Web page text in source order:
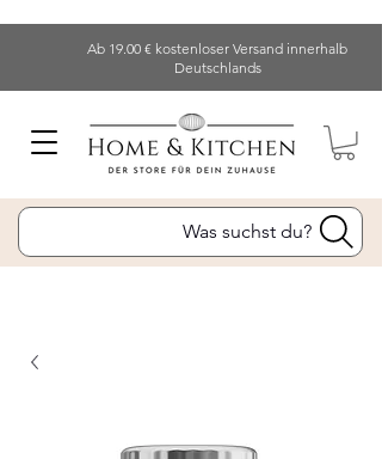
Ab 19.00 € kostenloser Versand innerhalb
Deutschlands
Was suchst du?